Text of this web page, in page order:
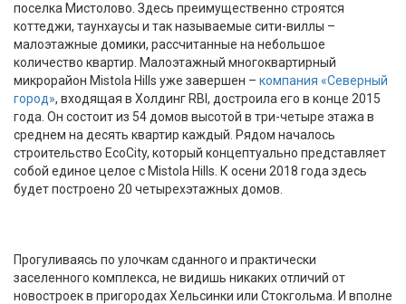
поселка Мистолово. Здесь преимущественно строятся
коттеджи, таунхаусы и так называемые сити-виллы –
малоэтажные домики, рассчитанные на небольшое
количество квартир. Малоэтажный многоквартирный
микрорайон Mistola Hills уже завершен – компания «Северный
город», входящая в Холдинг RBI, достроила его в конце 2015
года. Он состоит из 54 домов высотой в три-четыре этажа в
среднем на десять квартир каждый. Рядом началось
строительство EcoCity, который концептуально представляет
собой единое целое с Mistola Hills. К осени 2018 года здесь
будет построено 20 четырехэтажных домов.
Прогуливаясь по улочкам сданного и практически
заселенного комплекса, не видишь никаких отличий от
новостроек в пригородах Хельсинки или Стокгольма. И вполне